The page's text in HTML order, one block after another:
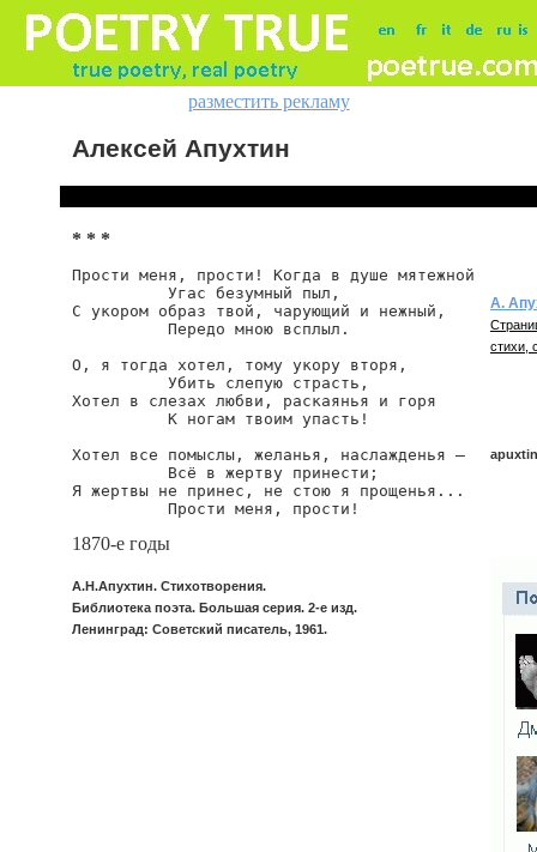
разместить рекламу
Алексей Апухтин
* * *
Прости меня, прости! Когда в душе мятежной
          Угас безумный пыл,
С укором образ твой, чарующий и нежный,
          Передо мною всплыл.
О, я тогда хотел, тому укору вторя,
          Убить слепую страсть,
Хотел в слезах любви, раскаянья и горя
          К ногам твоим упасть!
Хотел все помыслы, желанья, наслажденья —
          Всё в жертву принести;
Я жертвы не принес, не стою я прощенья...
          Прости меня, прости!
1870-е годы
А.Н.Апухтин. Стихотворения.
Библиотека поэта. Большая серия. 2-е изд.
Ленинград: Советский писатель, 1961.
А.
стихи,